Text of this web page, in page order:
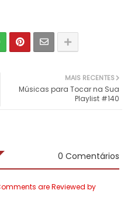
MAIS RECENTES
Músicas para Tocar na Sua
Playlist #140
0 Comentários
are Reviewed by